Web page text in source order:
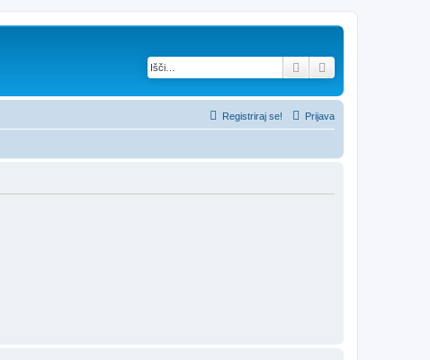
Iskanje
Prijava
Registriraj se!